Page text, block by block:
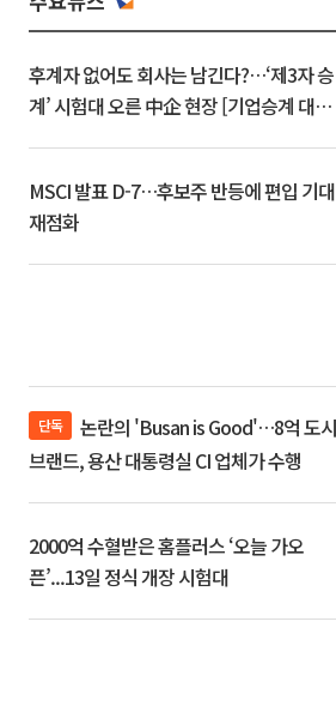
후계자 없어도 회사는 남긴다?…‘제3자 승
계’ 시험대 오른 中企 현장 [기업승계 대전
MSCI 발표 D-7…후보주 반등에 편입 기대
재점화
단독
브랜드, 용산 대통령실 CI 업체가 수행
2000억 수혈받은 홈플러스 ‘오늘 가오
픈’...13일 정식 개장 시험대